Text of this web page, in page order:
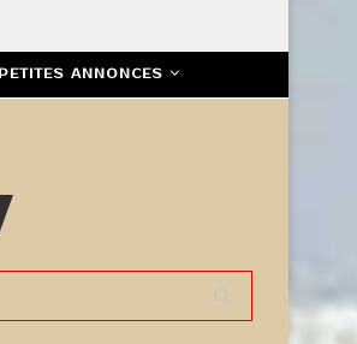
PETITES ANNONCES